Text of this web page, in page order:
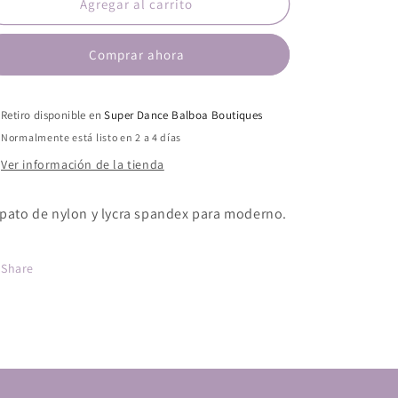
de
Body
-
Adulto
Zapato
de
Full
Body
-
Adulto
Agregar al carrito
Comprar ahora
Retiro disponible enSuper Dance Balboa Boutiques
Normalmente está listo en 2 a 4 días
Ver información de la tienda
de nylon y lycra spandex para moderno.
Share